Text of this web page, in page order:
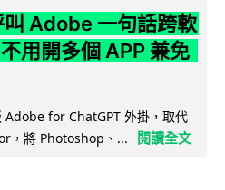
Adobe 一句話跨軟
用開多個 APP 兼免
for ChatGPT 外掛，取代
，將 Photoshop、...
閱讀全文